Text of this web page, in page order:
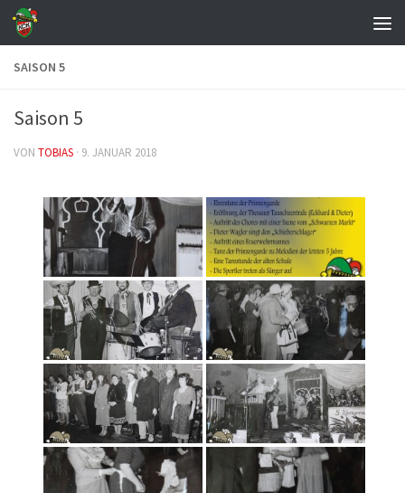
Zum Inhalt springen
SAISON 5
Saison 5
VON TOBIAS · 9. JANUAR 2018